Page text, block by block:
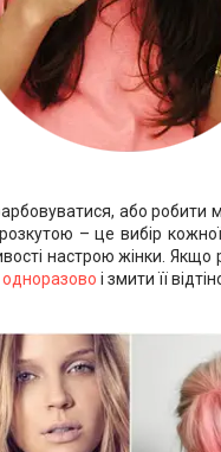
або робити
– це вибір
настрою жінки.
і змити її